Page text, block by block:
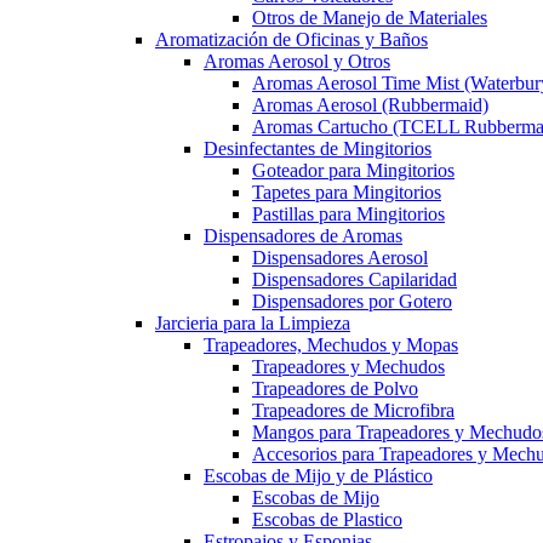
Otros de Manejo de Materiales
Aromatización de Oficinas y Baños
Aromas Aerosol y Otros
Aromas Aerosol Time Mist
Aromas Aerosol (Rubbermaid)
Aromas Cartucho (TCELL
Desinfectantes de Mingitorios
Goteador para Mingitorios
Tapetes para Mingitorios
Pastillas para Mingitorios
Dispensadores de Aromas
Dispensadores Aerosol
Dispensadores Capilaridad
Dispensadores por Gotero
Jarcieria para la Limpieza
Trapeadores, Mechudos y Mopas
Trapeadores y Mechudos
Trapeadores de Polvo
Trapeadores de Microfibra
Mangos para Trapeadores y
Accesorios para Trapeadores y
Escobas de Mijo y de Plástico
Escobas de Mijo
Escobas de Plastico